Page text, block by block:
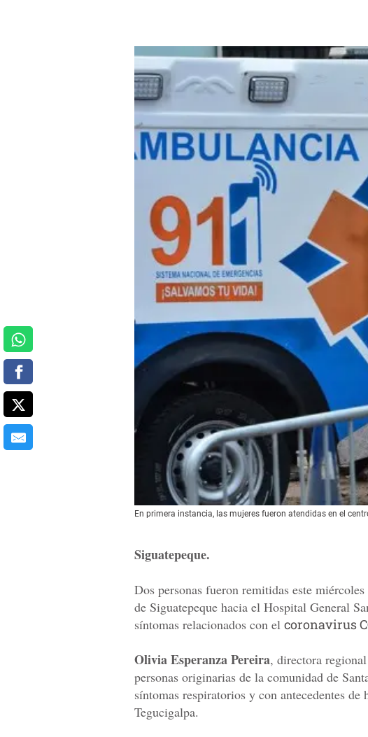
En primera instancia, las mujeres fueron atendidas en el
Siguatepeque.
Dos personas fueron remitidas este miércoles
de Siguatepeque hacia el Hospital General
síntomas relacionados con el coronavirus
Olivia Esperanza Pereira, directora
personas originarias de la comunidad de
síntomas respiratorios y con antecedentes de
Tegucigalpa.